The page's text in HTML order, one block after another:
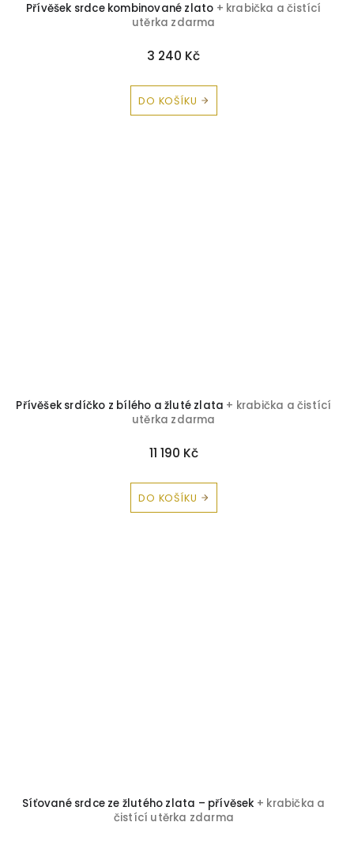
Přívěšek srdce kombinované zlato + krabička a čistící
utěrka zdarma
3 240 Kč
DO KOŠÍKU
Přívěšek srdíčko z bílého a žluté zlata + krabička a čistící
utěrka zdarma
11 190 Kč
DO KOŠÍKU
Síťované srdce ze žlutého zlata – přívěsek + krabička a
čistící utěrka zdarma